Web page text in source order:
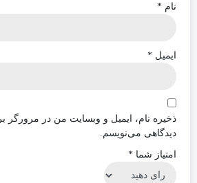
نام *
ایمیل *
ذخیره نام، ایمیل و وبسایت من در مرورگر
دیدگاهی می‌نویسم.
امتیاز شما *